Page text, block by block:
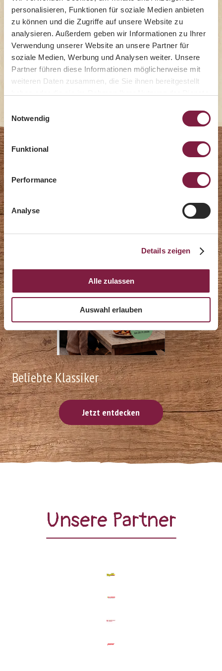
personalisieren, Funktionen für soziale Medien anbieten
zu können und die Zugriffe auf unsere Website zu
analysieren. Außerdem geben wir Informationen zu Ihrer
Verwendung unserer Website an unsere Partner für
soziale Medien, Werbung und Analysen weiter. Unsere
Partner führen diese Informationen möglicherweise mit
weiteren Daten zusammen, die Sie ihnen bereitgestellt
Notwendig
Funktional
Performance
Analyse
Details zeigen
Alle zulassen
Auswahl erlauben
interpretiert, bei uns finden Sie für
jeden Geschmack eine Pastete.
Produkte anzeigen
Herbstgenuss 2026
Beliebte Klassiker
Jetzt entdecken
Unsere Partner